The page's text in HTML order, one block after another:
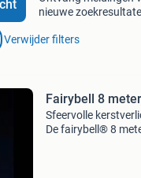
nieuwe
Verwijder filters
Fairybell 8
Sfeervolle
De fairybell® 8